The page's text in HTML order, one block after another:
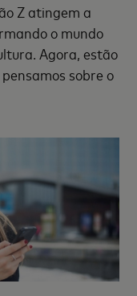
Z atingem a
o mundo
Agora, estão
sobre o